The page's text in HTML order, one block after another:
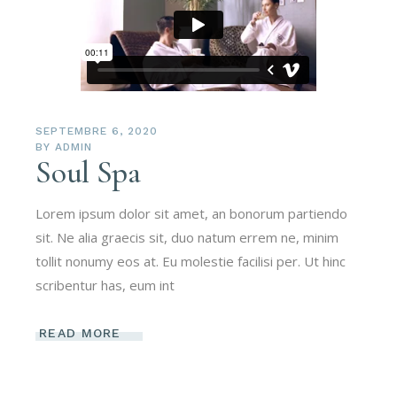
SEPTEMBRE 6, 2020
BY ADMIN
Soul Spa
Lorem ipsum dolor sit amet, an bonorum partiendo
sit. Ne alia graecis sit, duo natum errem ne, minim
tollit nonumy eos at. Eu molestie facilisi per. Ut hinc
scribentur has, eum int
READ MORE